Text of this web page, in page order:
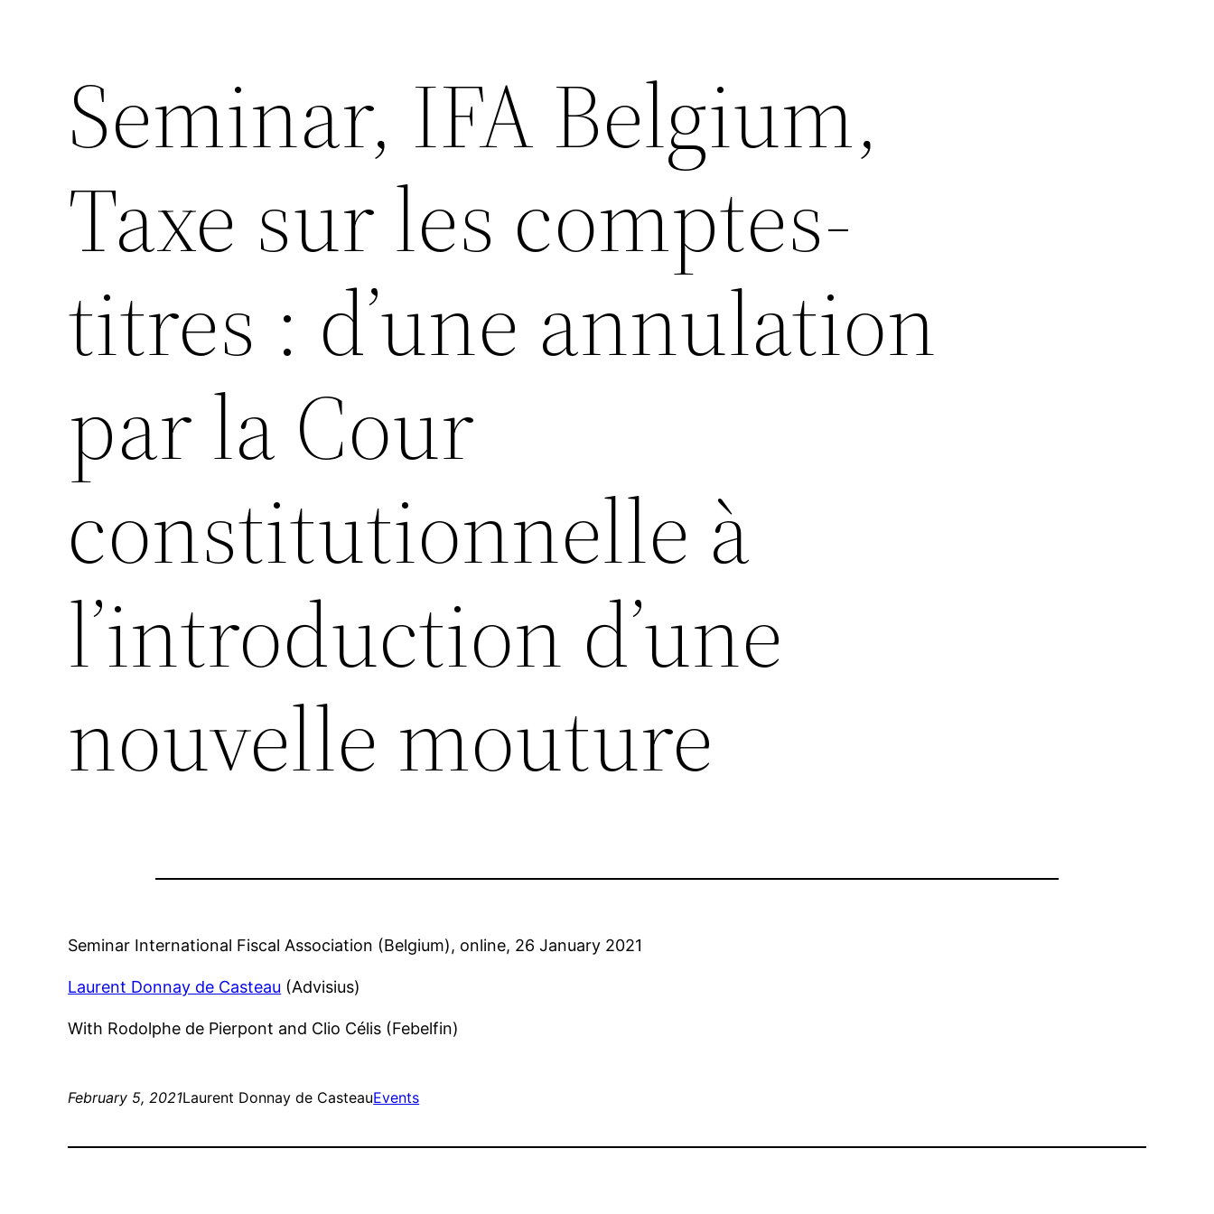
Seminar, IFA Belgium,
Taxe sur les comptes-
titres : d’une annulation
par la Cour
constitutionnelle à
l’introduction d’une
nouvelle mouture
Seminar International Fiscal Association (Belgium), online, 26 January 2021
Laurent Donnay de Casteau (Advisius)
With Rodolphe de Pierpont and Clio Célis (Febelfin)
February 5, 2021Laurent Donnay de CasteauEvents